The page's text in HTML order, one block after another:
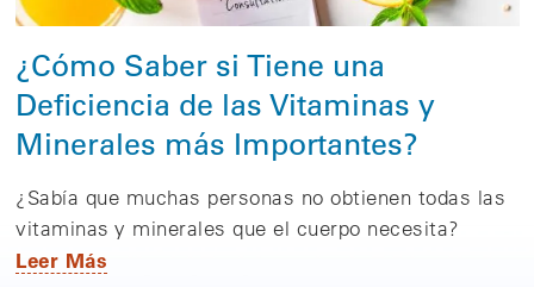
¿Cómo Saber si Tiene una
Deficiencia de las Vitaminas y
Minerales más Importantes?
¿Sabía que muchas personas no obtienen todas las
vitaminas y minerales que el cuerpo necesita?
Leer Más